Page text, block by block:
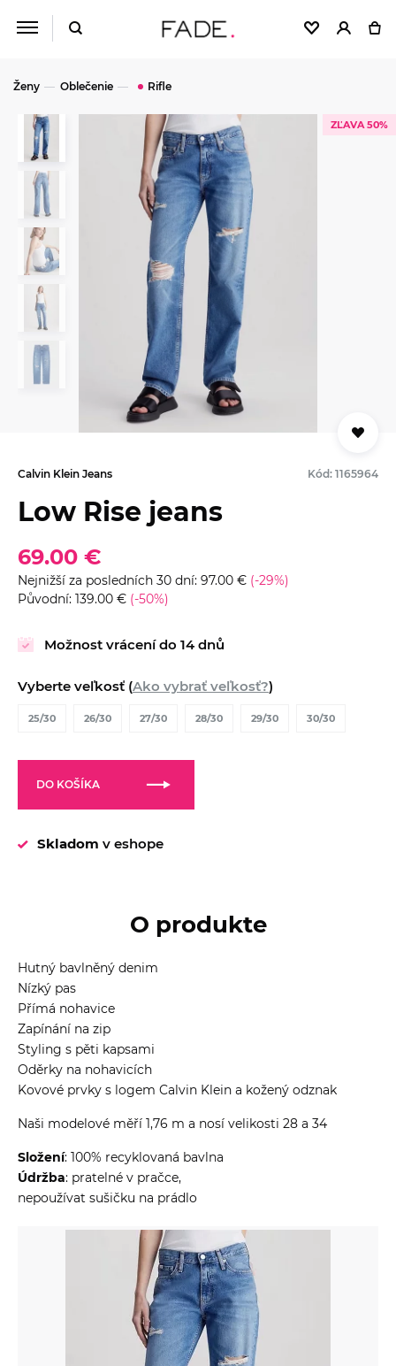
Ženy Oblečenie Rifle
ZĽAVA 50%
Calvin Klein Jeans Kód: 1165964
Low Rise jeans
69.00 €
Nejnižší za posledních 30 dní: 97.00 € (-29%)
Původní: 139.00 € (-50%)
Možnost vrácení do 14 dnů
Vyberte veľkosť (Ako vybrať veľkosť?)
25/30 26/30 27/30 28/30 29/30 30/30
DO KOŠÍKA
Skladom v eshope
O produkte
Hutný bavlněný denim
Nízký pas
Přímá nohavice
Zapínání na zip
Styling s pěti kapsami
Oděrky na nohavicích
Kovové prvky s logem Calvin Klein a kožený odznak
Naši modelové měří 1,76 m a nosí velikosti 28 a 34
Složení: 100% recyklovaná bavlna
Údržba: pratelné v pračce,
nepoužívat sušičku na prádlo